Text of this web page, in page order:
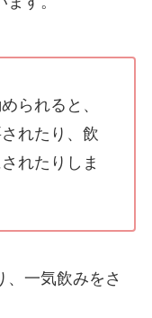
られると、
れたり、飲
れたりしま
、一気飲みをさ